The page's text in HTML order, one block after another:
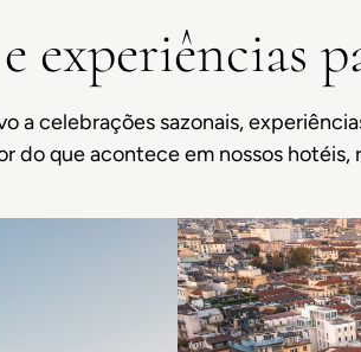
experiências
a celebrações sazonais,
do que acontece em nossos hotéis,